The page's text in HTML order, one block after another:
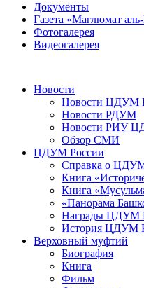
Документы
Газета «Маглюмат
Фотогалерея
Видеогалерея
Новости
Новости ЦДУМ
Новости РДУМ
Новости РИУ
Обзор СМИ
ЦДУМ России
Справка о
Книга
Книга
«Панорама
Награды ЦДУМ
История ЦДУМ
Верховный муфтий
Биография
Книга
Фильм